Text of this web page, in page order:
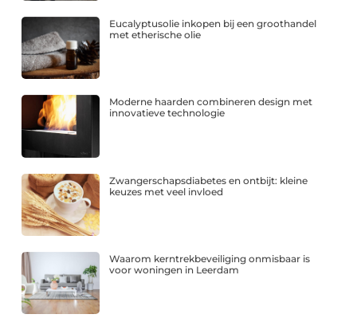
Eucalyptusolie inkopen bij een groothandel
met etherische olie
Moderne haarden combineren design met
innovatieve technologie
Zwangerschapsdiabetes en ontbijt: kleine
keuzes met veel invloed
Waarom kerntrekbeveiliging onmisbaar is
voor woningen in Leerdam